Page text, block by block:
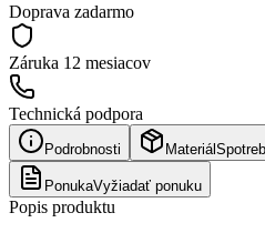
Doprava zadarmo
Záruka 12 mesiacov
Technická podpora
Podrobnosti Materiál
PonukaVyžiadať ponuku
Popis produktu